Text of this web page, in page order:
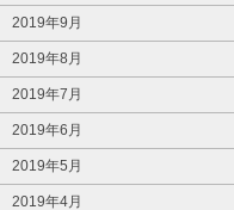
2019年9月
2019年8月
2019年7月
2019年6月
2019年5月
2019年4月